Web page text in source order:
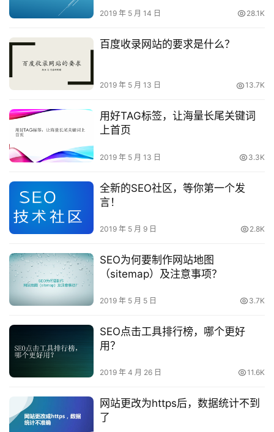
首
页
有
文
章
社
区
E
O
2019 年 5 月 14 日 28.1K
百度收录网站的要求是什么？
2019 年 5 月 13 日 13.7K
用好TAG标签，让海量长尾关键词
上首页
2019 年 5 月 13 日 3.3K
全新的SEO社区，等你第一个发
言！
2019 年 5 月 9 日 2.8K
SEO为何要制作网站地图
（sitemap）及注意事项？
2019 年 5 月 5 日 3.7K
SEO点击工具排行榜，哪个更好
用？
2019 年 4 月 26 日 11.6K
网站更改为https后，数据统计不到
了